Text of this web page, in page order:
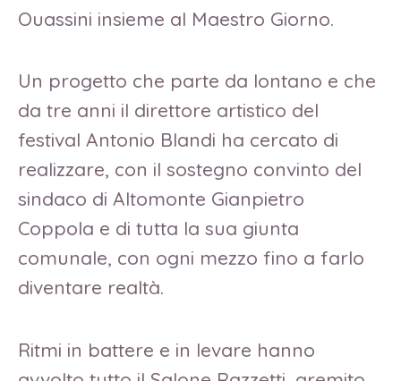
Ouassini insieme al Maestro Giorno.
Un progetto che parte da lontano e che
da tre anni il direttore artistico del
festival Antonio Blandi ha cercato di
realizzare, con il sostegno convinto del
sindaco di Altomonte Gianpietro
Coppola e di tutta la sua giunta
comunale, con ogni mezzo fino a farlo
diventare realtà.
Ritmi in battere e in levare hanno